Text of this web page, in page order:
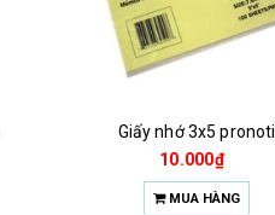
Giấy nhớ 3x5 pronoti
10.000₫
MUA HÀNG